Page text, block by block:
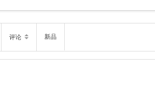
评论 新品